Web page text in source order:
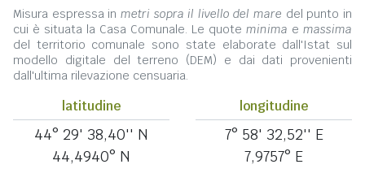
Misura espressa in metri sopra il livello del mare del punto in
cui è situata la Casa Comunale. Le quote minima e massima
del territorio comunale sono state elaborate dall'Istat sul
modello digitale del terreno (DEM) e dai dati provenienti
dall'ultima rilevazione censuaria.
latitudine
44° 29' 38,40'' N
44,4940° N
longitudine
7° 58' 32,52'' E
7,9757° E